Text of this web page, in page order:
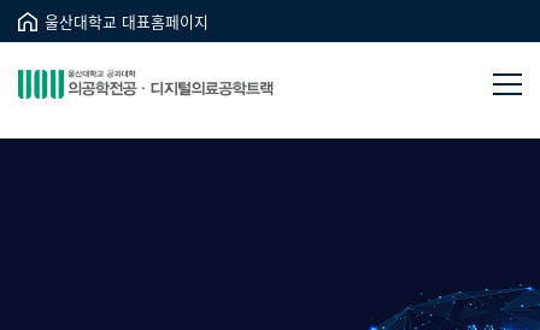
울산대학교 대표홈페이지